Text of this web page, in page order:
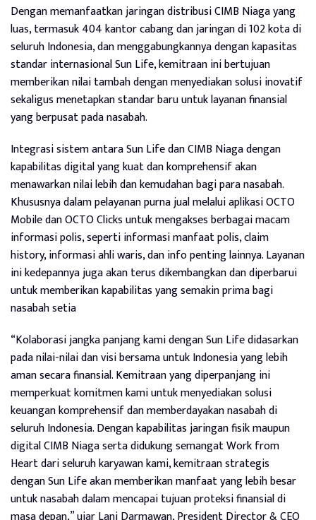
Dengan memanfaatkan jaringan distribusi CIMB Niaga yang
luas, termasuk 404 kantor cabang dan jaringan di 102 kota di
seluruh Indonesia, dan menggabungkannya dengan kapasitas
standar internasional Sun Life, kemitraan ini bertujuan
memberikan nilai tambah dengan menyediakan solusi inovatif
sekaligus menetapkan standar baru untuk layanan finansial
yang berpusat pada nasabah.
Integrasi sistem antara Sun Life dan CIMB Niaga dengan
kapabilitas digital yang kuat dan komprehensif akan
menawarkan nilai lebih dan kemudahan bagi para nasabah.
Khususnya dalam pelayanan purna jual melalui aplikasi OCTO
Mobile dan OCTO Clicks untuk mengakses berbagai macam
informasi polis, seperti informasi manfaat polis, claim
history, informasi ahli waris, dan info penting lainnya. Layanan
ini kedepannya juga akan terus dikembangkan dan diperbarui
untuk memberikan kapabilitas yang semakin prima bagi
nasabah setia
“Kolaborasi jangka panjang kami dengan Sun Life didasarkan
pada nilai-nilai dan visi bersama untuk Indonesia yang lebih
aman secara finansial. Kemitraan yang diperpanjang ini
memperkuat komitmen kami untuk menyediakan solusi
keuangan komprehensif dan memberdayakan nasabah di
seluruh Indonesia. Dengan kapabilitas jaringan fisik maupun
digital CIMB Niaga serta didukung semangat Work from
Heart dari seluruh karyawan kami, kemitraan strategis
dengan Sun Life akan memberikan manfaat yang lebih besar
untuk nasabah dalam mencapai tujuan proteksi finansial di